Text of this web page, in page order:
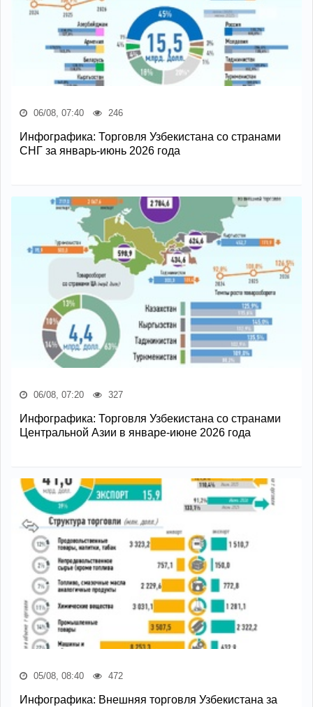
06/08, 07:40 246
Инфографика: Торговля Узбекистана со странами
СНГ за январь-июнь 2026 года
06/08, 07:20 327
Инфографика: Торговля Узбекистана со странами
Центральной Азии в январе-июне 2026 года
05/08, 08:40 472
Инфографика: Внешняя торговля Узбекистана за